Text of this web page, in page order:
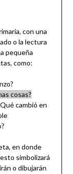
con una
o la lectura
pequeña
como:
cosas?
cambió en
en donde
simbolizará
o dibujarán